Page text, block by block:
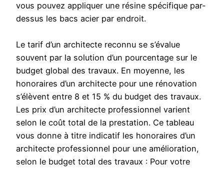
vous pouvez appliquer une résine spécifique par-
dessus les bacs acier par endroit.
Le tarif d’un architecte reconnu se s’évalue
souvent par la solution d’un pourcentage sur le
budget global des travaux. En moyenne, les
honoraires d’un architecte pour une rénovation
s’élèvent entre 8 et 15 % du budget des travaux.
Les prix d’un architecte professionnel varient
selon le coût total de la prestation. Ce tableau
vous donne à titre indicatif les honoraires d’un
architecte professionnel pour une amélioration,
selon le budget total des travaux : Pour votre